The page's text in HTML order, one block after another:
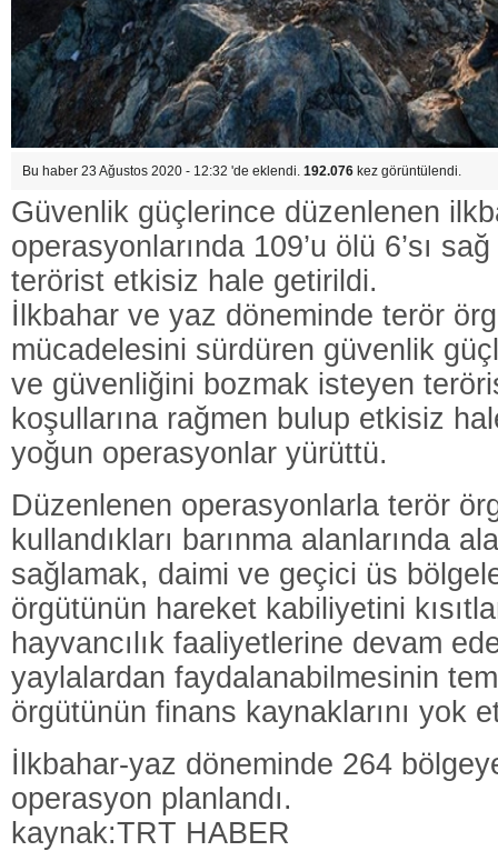
Bu haber 23 Ağustos 2020 - 12:32 'de eklendi. 192.076 kez görüntülendi.
Güvenlik güçlerince düzenlenen
operasyonlarında 109’u ölü 6’sı
terörist etkisiz hale getirildi.
İlkbahar ve yaz döneminde terör
mücadelesini sürdüren güvenlik
ve güvenliğini bozmak isteyen
koşullarına rağmen bulup etkisiz
yoğun operasyonlar yürüttü.
Düzenlenen operasyonlarla terör
kullandıkları barınma alanlarında
sağlamak, daimi ve geçici üs
örgütünün hareket kabiliyetini
hayvancılık faaliyetlerine devam
yaylalardan faydalanabilmesinin
örgütünün finans kaynaklarını yok
İlkbahar-yaz döneminde 264
operasyon planlandı.
kaynak:TRT HABER